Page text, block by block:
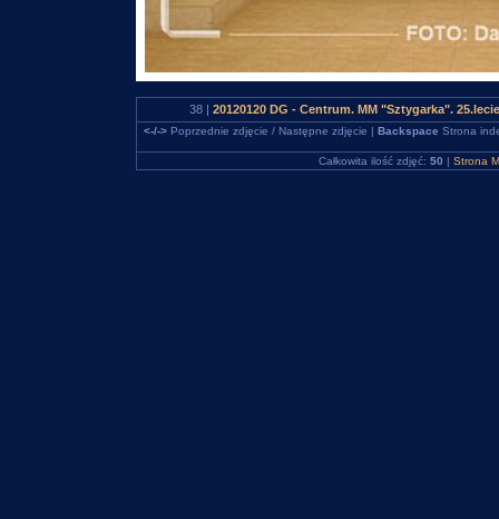
38 | 20120120 DG - Centrum. MM "Sztygarka".
<-/->Poprzednie zdjęcie / Następne zdjęcie | Backspace Strona
Całkowita ilość zdjęć: 50 | Strona